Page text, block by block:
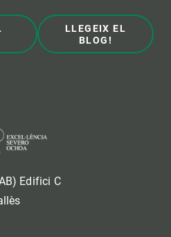
LLEGEIX EL
BLOG!
Edifici C